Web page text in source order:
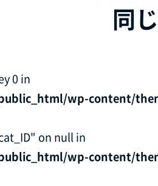
同
0 in
wp-content/
on null in
wp-content/